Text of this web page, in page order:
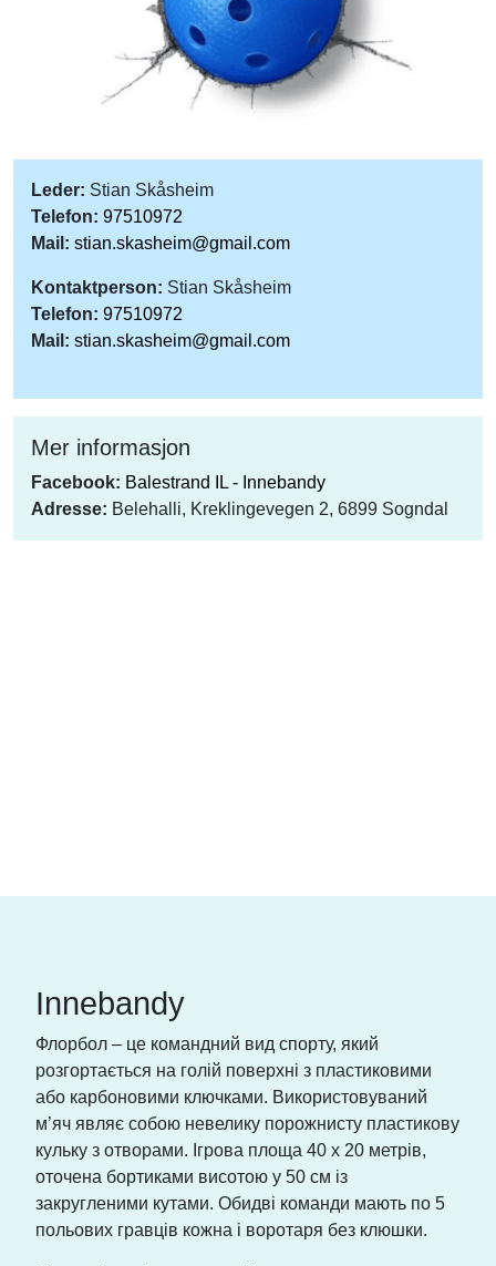
Leder: Stian Skåsheim
Telefon: 97510972
Mail: stian.skasheim@gmail.com
Kontaktperson: Stian Skåsheim
Telefon: 97510972
Mail: stian.skasheim@gmail.com
Mer informasjon
Facebook: Balestrand IL - Innebandy
Adresse: Belehalli, Kreklingevegen 2, 6899 Sogndal
Innebandy
Флорбол – це командний вид спорту, який
розгортається на голій поверхні з пластиковими
або карбоновими ключками. Використовуваний
м’яч являє собою невелику порожнисту пластикову
кульку з отворами. Ігрова площа 40 х 20 метрів,
оточена бортиками висотою у 50 см із
закругленими кутами. Обидві команди мають по 5
польових гравців кожна і воротаря без клюшки.